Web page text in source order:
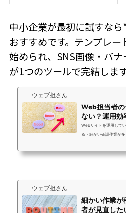
中小企業が最初に試すな
おすすめです。テンプレー
始められ、SNS画像・バ
が1つのツールで完結します
ウェブ担さん
Web担当者の
ない？運用効
選
Webサイトを運用して
る・細かい確認作業が
を導入しなくても、運
ます。1. 更新作業が早
入れ忘れる・人によって
ウェブ担さん
細かい作業が
者が見直した